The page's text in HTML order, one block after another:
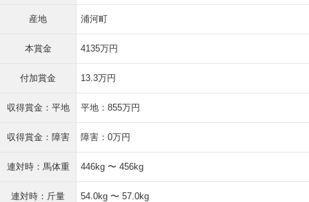
産地 浦河町
本賞金 4135万円
付加賞金 13.3万円
収得賞金：平地 平地：855万円
収得賞金：障害 障害：0万円
連対時：馬体重 446kg 〜 456kg
連対時：斤量 54.0kg 〜 57.0kg